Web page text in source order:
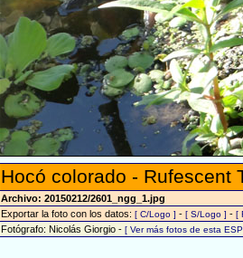
Hocó colorado - Rufescent
Archivo: 20150212/2601_ngg_1.jpg
Exportar la foto con los datos: [ C/Logo ] - [ S/Logo ] - [
Fotógrafo: Nicolás Giorgio - [ Ver más fotos de esta